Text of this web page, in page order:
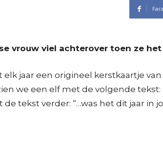
vrouw viel achterover toen ze
elk jaar een origineel kerstkaartje
we een elf met de volgende
tekst verder: “…was het dit jaar in